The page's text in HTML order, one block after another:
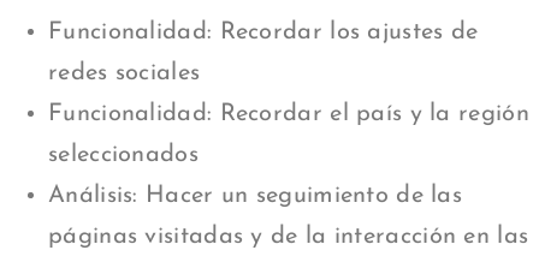
Funcionalidad: Recordar los ajustes de
redes sociales
Funcionalidad: Recordar el país y la región
seleccionados
Análisis: Hacer un seguimiento de las
páginas visitadas y de la interacción en las